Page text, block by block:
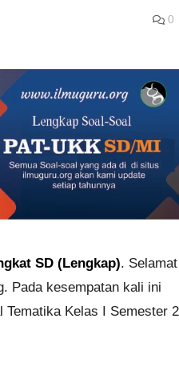
0
SD (Lengkap). Selamat
Pada kesempatan kali ini
Tematika Kelas I Semester 2